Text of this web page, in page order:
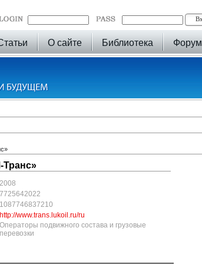
О сайте Библиотека Форум
2008
7725642022
1087746837210
http://www.trans.lukoil.ru/ru
Операторы подвижного состава и грузовые
перевозки